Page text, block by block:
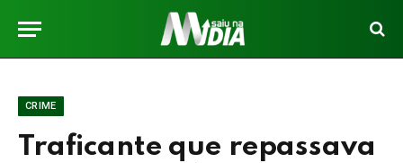
CRIME
Traficante que repassava